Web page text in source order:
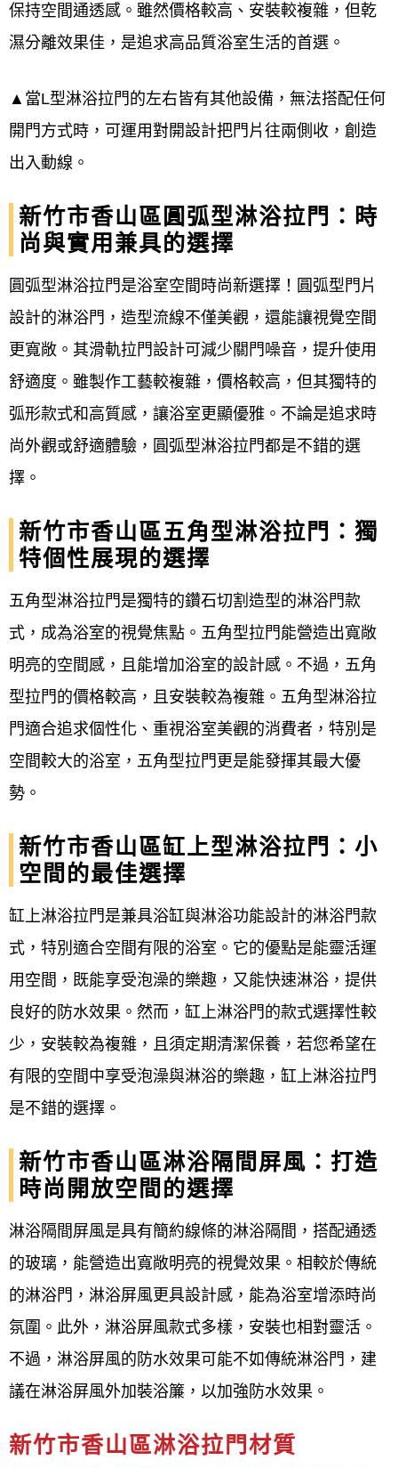
保持空間通透感。雖然價格較高、安裝較複雜，但乾
濕分離效果佳，是追求高品質浴室生活的首選。
▲當L型淋浴拉門的左右皆有其他設備，無法搭配任何
開門方式時，可運用對開設計把門片往兩側收，創造
出入動線。
新竹市香山區圓弧型淋浴拉門：時
尚與實用兼具的選擇
圓弧型淋浴拉門是浴室空間時尚新選擇！圓弧型門片
設計的淋浴門，造型流線不僅美觀，還能讓視覺空間
更寬敞。其滑軌拉門設計可減少關門噪音，提升使用
舒適度。雖製作工藝較複雜，價格較高，但其獨特的
弧形款式和高質感，讓浴室更顯優雅。不論是追求時
尚外觀或舒適體驗，圓弧型淋浴拉門都是不錯的選
擇。
新竹市香山區五角型淋浴拉門：獨
特個性展現的選擇
五角型淋浴拉門是獨特的鑽石切割造型的淋浴門款
式，成為浴室的視覺焦點。五角型拉門能營造出寬敞
明亮的空間感，且能增加浴室的設計感。不過，五角
型拉門的價格較高，且安裝較為複雜。五角型淋浴拉
門適合追求個性化、重視浴室美觀的消費者，特別是
空間較大的浴室，五角型拉門更是能發揮其最大優
勢。
新竹市香山區缸上型淋浴拉門：小
空間的最佳選擇
缸上淋浴拉門是兼具浴缸與淋浴功能設計的淋浴門款
式，特別適合空間有限的浴室。它的優點是能靈活運
用空間，既能享受泡澡的樂趣，又能快速淋浴，提供
良好的防水效果。然而，缸上淋浴門的款式選擇性較
少，安裝較為複雜，且須定期清潔保養，若您希望在
有限的空間中享受泡澡與淋浴的樂趣，缸上淋浴拉門
是不錯的選擇。
新竹市香山區淋浴隔間屏風：打造
時尚開放空間的選擇
淋浴隔間屏風是具有簡約線條的淋浴隔間，搭配通透
的玻璃，能營造出寬敞明亮的視覺效果。相較於傳統
的淋浴門，淋浴屏風更具設計感，能為浴室增添時尚
氛圍。此外，淋浴屏風款式多樣，安裝也相對靈活。
不過，淋浴屏風的防水效果可能不如傳統淋浴門，建
議在淋浴屏風外加裝浴簾，以加強防水效果。
新竹市香山區淋浴拉門材質